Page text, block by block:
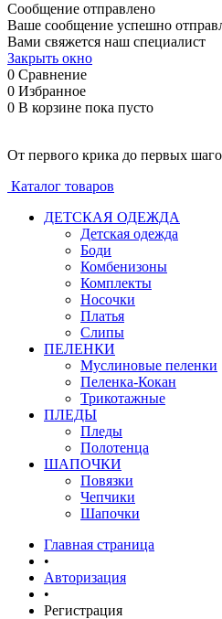
Сообщение отправлено
Ваше сообщение успешно
Вами свяжется наш специалист
Закрыть окно
Сравнение
Избранное
В корзинепока пусто
От первого крика до первых шагов
Каталог товаров
ДЕТСКАЯ ОДЕЖДА
Детская одежда
Боди
Комбенизоны
Комплекты
Носочки
Платья
Слипы
ПЕЛЕНКИ
Муслиновые пеленки
Пеленка-Кокан
Трикотажные
ПЛЕДЫ
Пледы
Полотенца
ШАПОЧКИ
Повязки
Чепчики
Шапочки
Главная страница
Авторизация
Регистрация